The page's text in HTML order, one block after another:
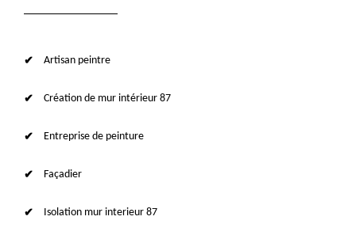
Artisan peintre
Création de mur intérieur 87
Entreprise de peinture
Façadier
Isolation mur interieur 87